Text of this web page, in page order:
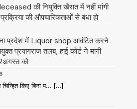
की नियुक्ति खैरात में नहीं मांगी
की औपचारिकताओं से बंधा हो
प्रदेश में Liquor shop आवंटित करने
प्रयागराज तलब, हाई कोर्ट ने मांगी
को
किए बिना प… […]